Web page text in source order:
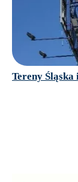
Tereny Śląska